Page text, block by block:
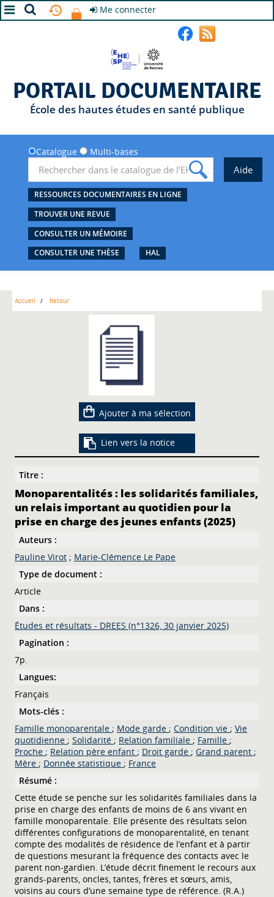
Me connecter
PORTAIL DOCUMENTAIRE
École des hautes études en santé publique
Catalogue Multi-bases
RESSOURCES DOCUMENTAIRES EN LIGNE
TROUVER UNE REVUE
CONSULTER UN MÉMOIRE
CONSULTER UNE THÈSE
HAL
Accueil Retour
Ajouter à ma sélection
Lien vers la notice
Titre :
Monoparentalités : les solidarités familiales,
un relais important au quotidien pour la
prise en charge des jeunes enfants (2025)
Auteurs :
Pauline Virot ; Marie-Clémence Le Pape
Type de document :
Article
Dans :
Études et résultats - DREES (n°1326, 30 janvier 2025)
Pagination :
7p.
Langues:
Français
Mots-clés :
Famille monoparentale ; Mode garde ; Condition vie ; Vie
quotidienne ; Solidarité ; Relation familiale ; Famille ;
Proche ; Relation père enfant ; Droit garde ; Grand parent ;
Mère ; Donnée statistique ; France
Résumé :
Cette étude se penche sur les solidarités familiales dans la
prise en charge des enfants de moins de 6 ans vivant en
famille monoparentale. Elle présente des résultats selon
différentes configurations de monoparentalité, en tenant
compte des modalités de résidence de l’enfant et à partir
de questions mesurant la fréquence des contacts avec le
parent non-gardien. L’étude décrit finement le recours aux
grands-parents, oncles, tantes, frères et sœurs, amis,
voisins au cours d’une semaine type de référence. (R.A.)